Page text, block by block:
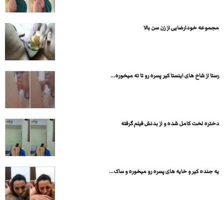
مجموعه خودارضایی از زن سن بالا
رستا از شاخ های اینستا کیر پسره رو تا ته میخوره...
دختره لخت کامل شده و از بدنش فیلم گرفته
یه جنده کیر و خایه های پسره رو میخوره و ساک...